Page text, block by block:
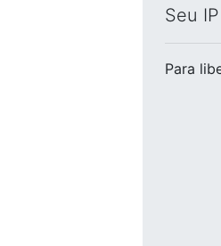
Seu
Para